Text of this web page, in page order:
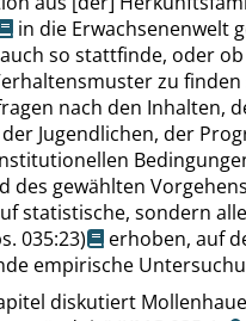
in die Erwachsenenwelt
so stattfinde, oder
zu
nach den Inhalten,
Jugendlichen, der
des gewählten
statistische, sondern
035:23)
erhoben, auf
empirische
diskutiert